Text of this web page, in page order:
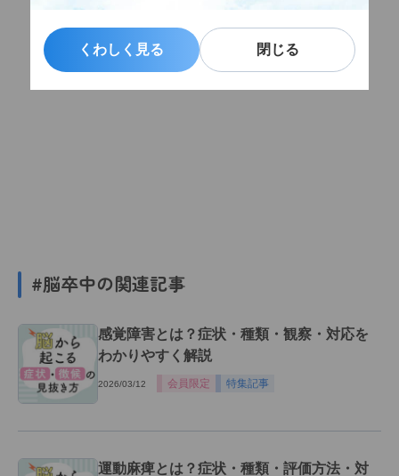
くわしく見る 閉じる
くわしく見る 閉じる
#脳卒中の関連記事
感覚障害とは？症状・種類・観察・対応を
わかりやすく解説
2026/03/12 会員限定 特集記事
運動麻痺とは？症状・種類・評価方法・対